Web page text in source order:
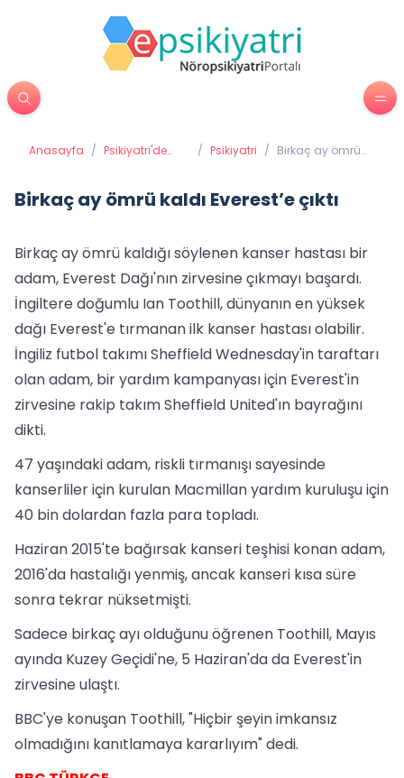
Anasayfa / Psikiyatri'de
/ Psikiyatri / Birkaç ay ömrü
Birkaç ay ömrü kaldı Everest’e çıktı
Birkaç ay ömrü kaldığı söylenen kanser hastası bir
adam, Everest Dağı'nın zirvesine çıkmayı başardı.
İngiltere doğumlu Ian Toothill, dünyanın en yüksek
dağı Everest'e tırmanan ilk kanser hastası olabilir.
İngiliz futbol takımı Sheffield Wednesday'in taraftarı
olan adam, bir yardım kampanyası için Everest'in
zirvesine rakip takım Sheffield United'ın bayrağını
dikti.
47 yaşındaki adam, riskli tırmanışı sayesinde
kanserliler için kurulan Macmillan yardım kuruluşu için
40 bin dolardan fazla para topladı.
Haziran 2015'te bağırsak kanseri teşhisi konan adam,
2016'da hastalığı yenmiş, ancak kanseri kısa süre
sonra tekrar nüksetmişti.
Sadece birkaç ayı olduğunu öğrenen Toothill, Mayıs
ayında Kuzey Geçidi'ne, 5 Haziran'da da Everest'in
zirvesine ulaştı.
BBC'ye konuşan Toothill, "Hiçbir şeyin imkansız
olmadığını kanıtlamaya kararlıyım" dedi.